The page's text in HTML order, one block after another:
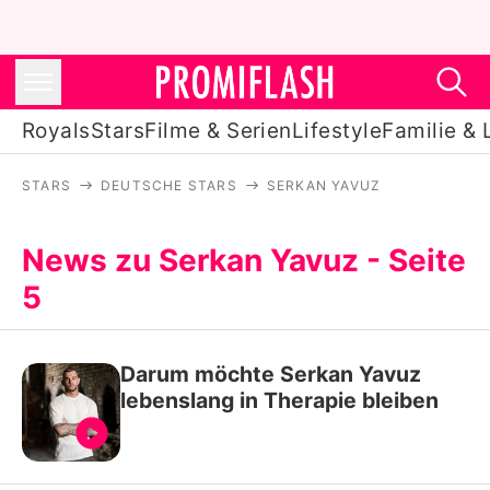
RoyalsStarsFilme & SerienLifestyleFamilie &
Familie & Liebe
STARS DEUTSCHE STARS SERKAN YAVUZ
News zu Serkan Yavuz - Seite
5
Darum möchte Serkan Yavuz
lebenslang in Therapie bleiben